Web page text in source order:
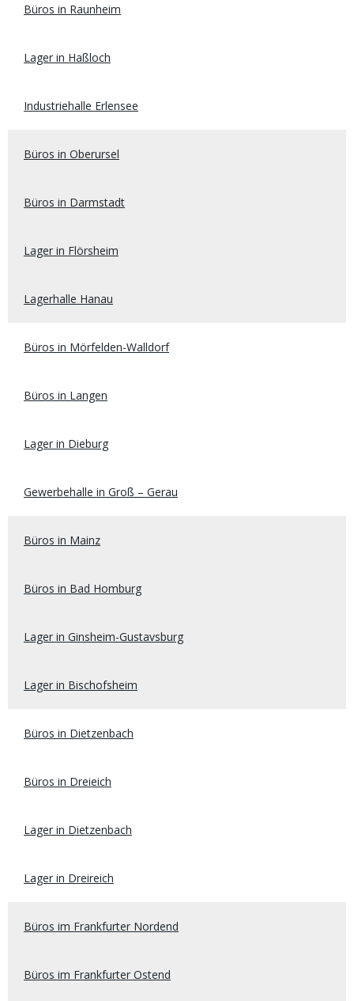
Büros in Raunheim
Lager in Haßloch
Industriehalle Erlensee
Büros in Oberursel
Büros in Darmstadt
Lager in Flörsheim
Lagerhalle Hanau
Büros in Mörfelden-Walldorf
Büros in Langen
Lager in Dieburg
Gewerbehalle in Groß – Gerau
Büros in Mainz
Büros in Bad Homburg
Lager in Ginsheim-Gustavsburg
Lager in Bischofsheim
Büros in Dietzenbach
Büros in Dreieich
Lager in Dietzenbach
Lager in Dreireich
Büros im Frankfurter Nordend
Büros im Frankfurter Ostend